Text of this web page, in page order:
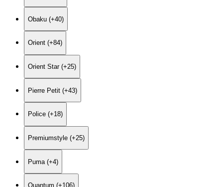
Obaku (+40)
Orient (+84)
Orient Star (+25)
Pierre Petit (+43)
Police (+18)
Premiumstyle (+25)
Puma (+4)
Quantum (+106)